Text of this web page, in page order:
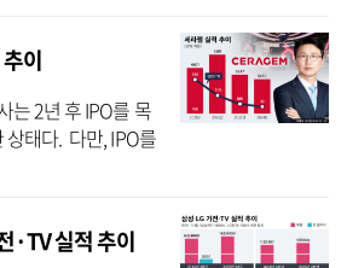
이
는 2년 후 IPO를 목
상태다. 다만, IPO를
해 이 대표가 해결해
·TV 실적 추이